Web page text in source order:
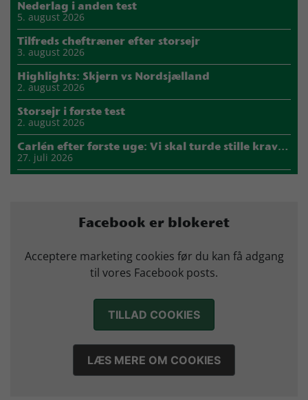
Nederlag i anden test
5. august 2026
Tilfreds cheftræner efter storsejr
3. august 2026
Highlights: Skjern vs Nordsjælland
2. august 2026
Storsejr i første test
2. august 2026
Carlén efter første uge: Vi skal turde stille krav til hinanden
27. juli 2026
Marius Nørsøller udlejes til HØJ Elite
14. juli 2026
Facebook er blokeret
Acceptere marketing cookies før du kan få adgang
til vores Facebook posts.
TILLAD COOKIES
LÆS MERE OM COOKIES